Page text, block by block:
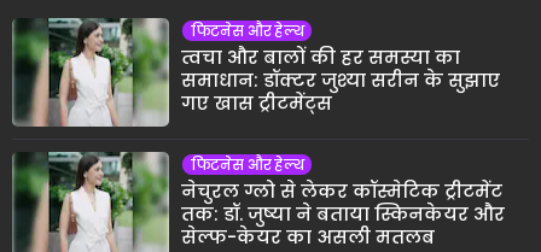
फिटनेस और हेल्थ
त्वचा और बालों की हर समस्या का
समाधान: डॉक्टर जुश्या सरीन के सुझाए
गए खास ट्रीटमेंट्स
फिटनेस और हेल्थ
नेचुरल ग्लो से लेकर कॉस्मेटिक ट्रीटमेंट
तक: डॉ. जुष्या ने बताया स्किनकेयर और
सेल्फ-केयर का असली मतलब